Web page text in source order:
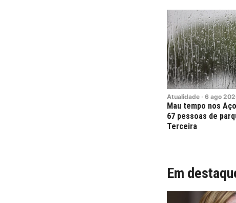
Atualidade · 6 ago
Mau tempo nos
67 pessoas de
Terceira
Em